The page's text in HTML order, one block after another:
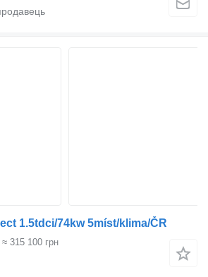
1.5tdci/74kw 5míst/klima/ČR
≈ 315 100 грн